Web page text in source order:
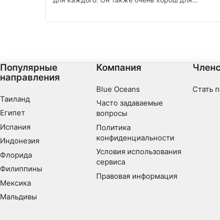
середине кораллового сада.
Популярные
направления
Таиланд
Египет
Испания
Индонезия
Флорида
Филиппины
Мексика
Мальдивы
Компания
Blue Oceans
Часто задаваемые
вопросы
Политика
конфиденциальности
Условия использования
сервиса
Правовая информация
Стать
реклама